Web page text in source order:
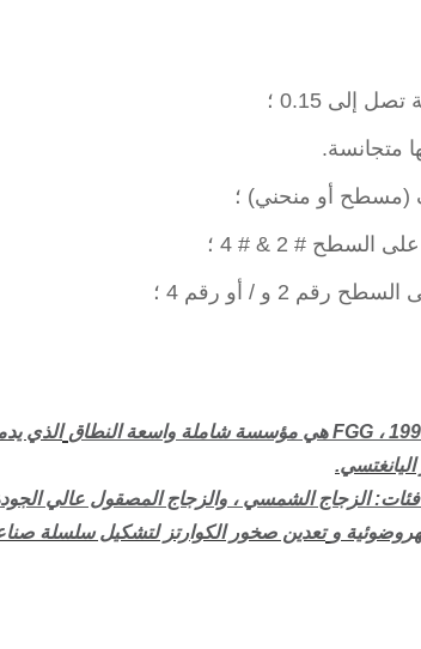
إلى 0.15 ؛
متجانسة.
(مسطح أو منحني) ؛
# 2 & # 4 ؛
رقم 2 و / أو رقم 4 ؛
الذي
فئات: الزجاج الشمسي ، والزجاج المصقول عالي
و تعدين صخور الكوارتز لتشكيل سلسلة